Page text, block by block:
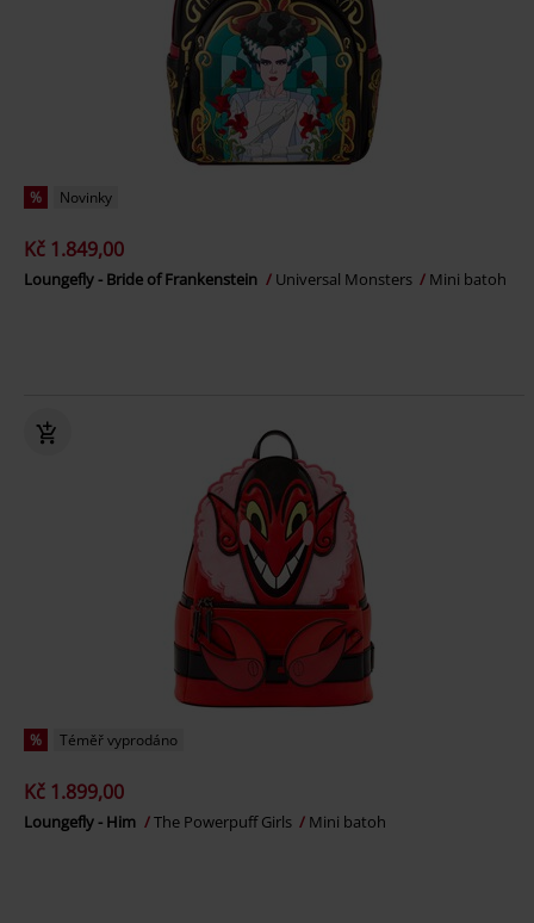
% Novinky
Kč 1.849,00
Loungefly - Bride of Frankenstein Universal Monsters Mini batoh
% Téměř vyprodáno
Kč 1.899,00
Loungefly - Him The Powerpuff Girls Mini batoh